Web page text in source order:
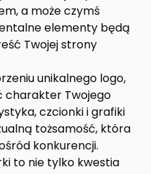
a może czymś
elementy będą
Twojej strony
unikalnego logo,
charakter Twojego
czcionki i grafiki
tożsamość, która
konkurencji.
to nie tylko kwestia